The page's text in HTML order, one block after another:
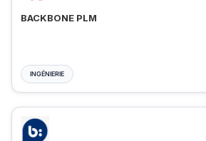
BACKBONE PLM
INGÉNIERIE